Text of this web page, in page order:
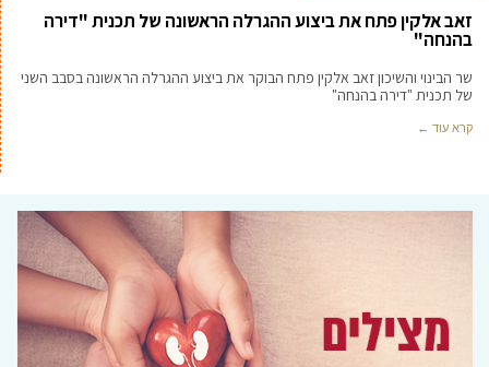
זאב אלקין פתח את ביצוע ההגרלה הראשונה של תכנית "דירה
בהנחה"
שר הבינוי והשיכון זאב אלקין פתח הבוקר את ביצוע ההגרלה הראשונה בסבב השני
של תכנית "דירה בהנחה"
קרא עוד ←